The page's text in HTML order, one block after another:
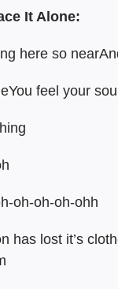
It Alone:
here so
feel your
oh-oh-oh-ohh
has lost it’s